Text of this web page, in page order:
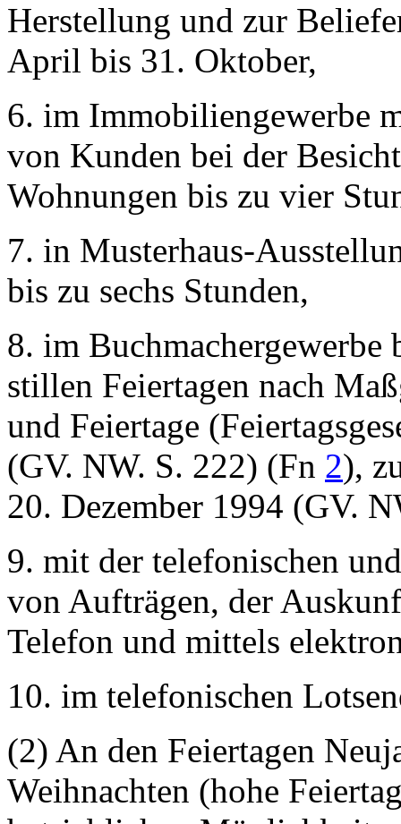
Herstellung und zur
April bis 31. Oktober,
6. im Immobiliengewerbe
von Kunden bei der
Wohnungen bis zu vier
7. in Musterhaus-
bis zu sechs Stunden,
8. im Buchmachergewerbe
stillen Feiertagen nach
und Feiertage
(GV. NW. S. 222) (Fn 2),
20. Dezember 1994 (GV.
9. mit der telefonischen
von Aufträgen, der
Telefon und mittels
10. im telefonischen
(2) An den Feiertagen
Weihnachten (hohe